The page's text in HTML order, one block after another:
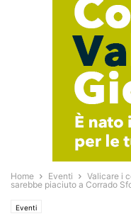
Home Eventi
Valicare i
sarebbe piaciuto a Corrado
Eventi